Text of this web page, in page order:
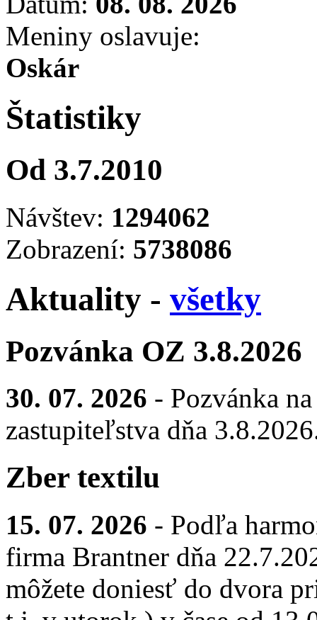
Meniny oslavuje:
Oskár
Štatistiky
Od 3.7.2010
Návštev: 1294062
Zobrazení: 5738086
Aktuality - všetky
Pozvánka OZ 3.8.2026
30. 07. 2026 - Pozvánka
zastupiteľstva dňa
Zber textilu
15. 07. 2026 - Podľa
firma Brantner dňa
môžete doniesť do dvora